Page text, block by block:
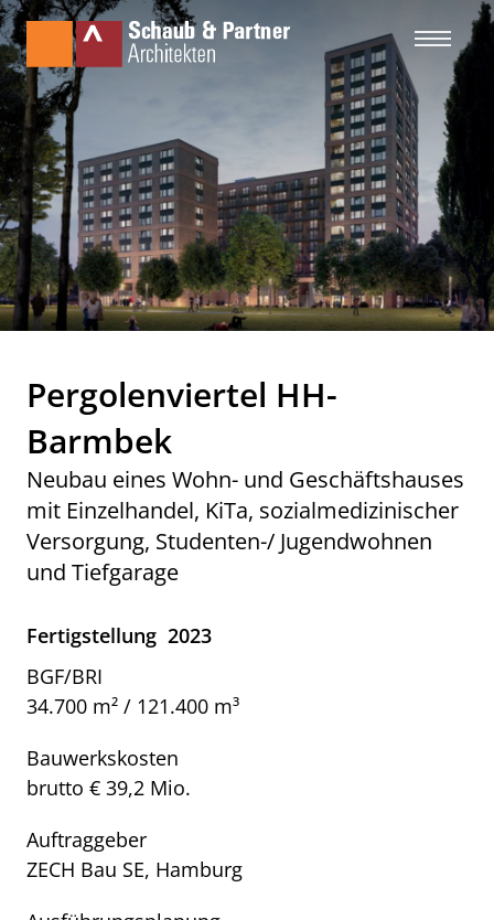
Pergolenviertel HH-
Barmbek
Neubau eines Wohn- und Geschäftshauses
mit Einzelhandel, KiTa, sozialmedizinischer
Versorgung, Studenten-/ Jugendwohnen
und Tiefgarage
Fertigstellung 2023
BGF/BRI
34.700 m² / 121.400 m³
Bauwerkskosten
brutto € 39,2 Mio.
Auftraggeber
ZECH Bau SE, Hamburg